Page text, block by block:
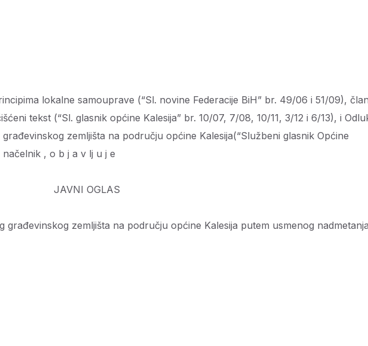
lokalne samouprave (“Sl. novine Federacije BiH” br. 49/06 i 51/09),
tekst (“Sl. glasnik općine Kalesija” br. 10/07, 7/08, 10/11, 3/12 i 6/13), i
zemljišta na području općine Kalesija(“Službeni glasnik Općine
, o b j a v lj u j e
zemljišta na području općine Kalesija putem usmenog